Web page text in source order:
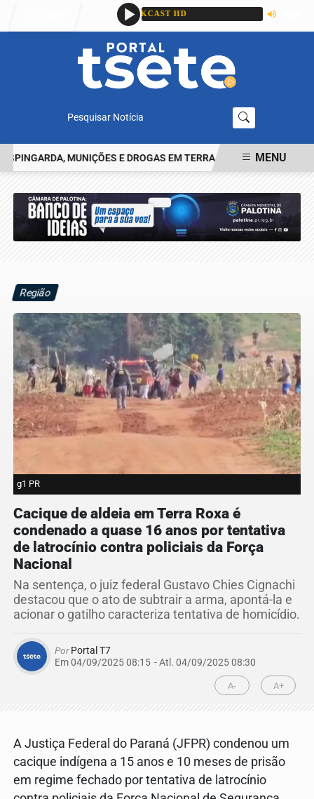
Pesquisar Notícia
MUNIÇÕES E DROGAS EM TERRA ROXA CASAL É
MENU
Região
g1 PR
Cacique de aldeia em Terra Roxa é
condenado a quase 16 anos por tentativa
de latrocínio contra policiais da Força
Nacional
Na sentença, o juiz federal Gustavo Chies Cignachi
destacou que o ato de subtrair a arma, apontá-la e
acionar o gatilho caracteriza tentativa de homicídio.
PorPortal T7
Em 04/09/2025 08:15 - Atl. 04/09/2025 08:30
A- A+
A Justiça Federal do Paraná (JFPR) condenou um
cacique indígena a 15 anos e 10 meses de prisão
em regime fechado por tentativa de latrocínio